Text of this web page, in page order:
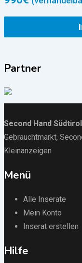
Partner
Second Hand Südtirol
Gebrauchtmarkt,
Kleinanzeigen
Menü
Alle Inserate
Mein Konto
Inserat erstellen
Hilfe